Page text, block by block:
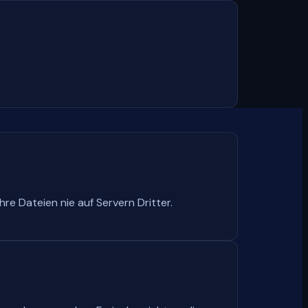
Dateien nie auf Servern Dritter.